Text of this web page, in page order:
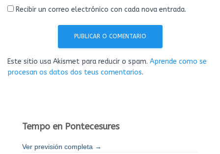
Recibir un correo electrónico con cada nova entrada.
Este sitio usa Akismet para reducir o spam. Aprende como se
procesan os datos dos teus comentarios.
Tempo en Pontecesures
Ver previsión completa →